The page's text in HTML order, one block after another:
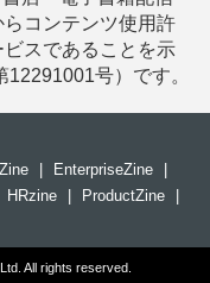
コンテンツ使用許
スであることを示
号）です。
EnterpriseZine
HRzine ProductZine
All rights reserved.